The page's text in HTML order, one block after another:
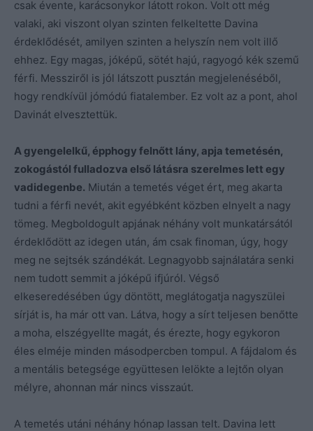
csak évente, karácsonykor látott rokon. Volt ott még
valaki, aki viszont olyan szinten felkeltette Davina
érdeklődését, amilyen szinten a helyszín nem volt illő
ehhez. Egy magas, jóképű, sötét hajú, ragyogó kék szemű
férfi. Messziről is jól látszott pusztán megjelenéséből,
hogy rendkívül jómódú fiatalember. Ez volt az a pont, ahol
Davinát elvesztettük.
A gyengelelkű, épphogy felnőtt lány, apja temetésén,
zokogástól fulladozva első látásra szerelmes lett egy
vadidegenbe. Miután a temetés véget ért, meg akarta
tudni a férfi nevét, akit egyébként közben elnyelt a nagy
tömeg. Megboldogult apjának néhány volt munkatársától
érdeklődött az idegen után, ám csak finoman, úgy, hogy
meg ne sejtsék szándékát. Legnagyobb sajnálatára senki
nem tudott semmit a jóképű ifjúról. Végső
elkeseredésében úgy döntött, meglátogatja nagyszülei
sírját is, ha már ott van. Látva, hogy a sírt teljesen benőtte
a moha, elszégyellte magát, és érezte, hogy egykoron
éles elméje minden másodpercben tompul. A fájdalom és
a mentális betegsége együttesen lelökte a lejtőn olyan
mélyre, ahonnan már nincs visszaút.
A temetés utáni néhány hónap lassan telt. Davina lett